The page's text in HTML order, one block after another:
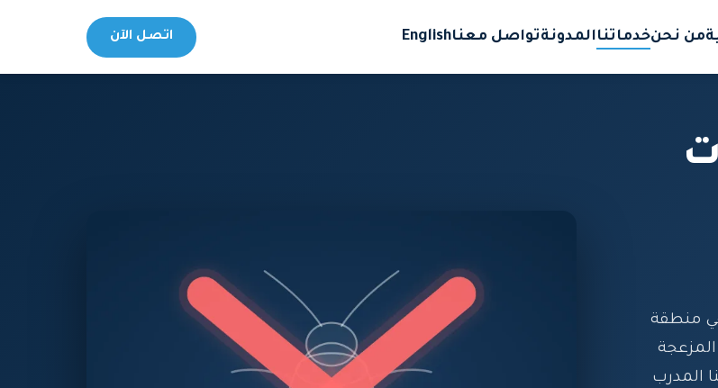
من نحنخدماتناالمدونةتواصل معناEnglish اتصل الآن
منطقة
المدرب